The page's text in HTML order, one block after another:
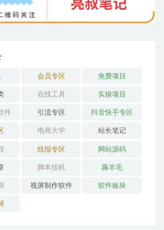
会员专区 免费项目
在线工具 实操项目
件 引流专区 抖音快手专区
电商大学 站长笔记
线报专区 网站源码
脚本挂机 薅羊毛
视屏制作软件 软件板块